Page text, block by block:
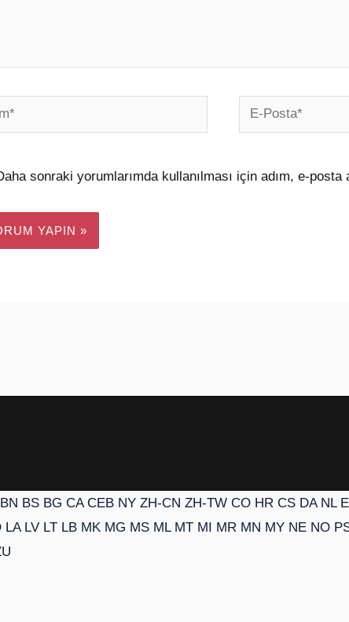
E-
Posta*
sonraki yorumlarımda kullanılması için adım, e-
BN BS BG CA CEB NY ZH-CN ZH-TW CO HR CS DA NL
LA LV LT LB MK MG MS ML MT MI MR MN MY NE NO